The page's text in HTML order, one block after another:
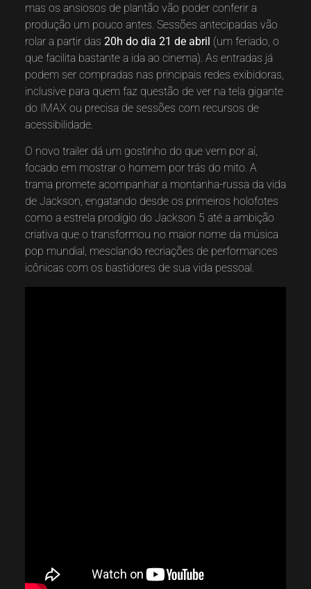
mas os ansiosos de plantão vão poder conferir a
produção um pouco antes. Sessões antecipadas vão
rolar a partir das 20h do dia 21 de abril (um feriado, o
que facilita bastante a ida ao cinema). As entradas já
podem ser compradas nas principais redes exibidoras,
inclusive para quem faz questão de ver na tela gigante
do IMAX ou precisa de sessões com recursos de
acessibilidade.
O novo trailer dá um gostinho do que vem por aí,
focado em mostrar o homem por trás do mito. A
trama promete acompanhar a montanha-russa da vida
de Jackson, engatando desde os primeiros holofotes
como a estrela prodígio do Jackson 5 até a ambição
criativa que o transformou no maior nome da música
pop mundial, mesclando recriações de performances
icônicas com os bastidores de sua vida pessoal.